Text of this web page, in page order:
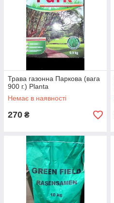
Трава газонна Паркова (вага
900 г.) Planta
Немає в наявності
270 ₴